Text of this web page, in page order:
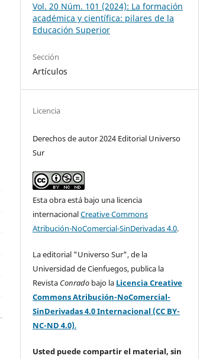
Vol. 20 Núm. 101 (2024): La formación
académica y científica: pilares de la
Educación Superior
Sección
Artículos
Licencia
Derechos de autor 2024 Editorial Universo
Sur
Esta obra está bajo una licencia
internacionalCreative Commons
Atribución-NoComercial-SinDerivadas 4.0.
La editorial "Universo Sur", de la
Universidad de Cienfuegos, publica la
Revista Conrado bajo la Licencia Creative
Commons Atribución-NoComercial-
SinDerivadas 4.0 Internacional (CC BY-
NC-ND 4.0).
Usted puede compartir el material, sin